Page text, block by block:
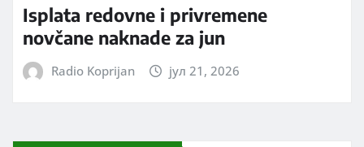
Isplata redovne i privremene
novčane naknade za jun
Radio Koprijan јул 21, 2026